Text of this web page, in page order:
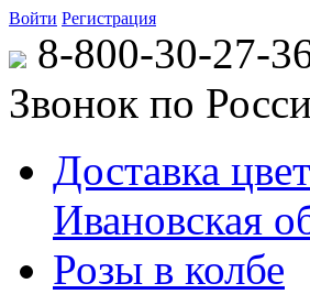
Войти Регистрация
8-800-30-27-
Звонок по
Доставка
Ивановская
Розы в колбе